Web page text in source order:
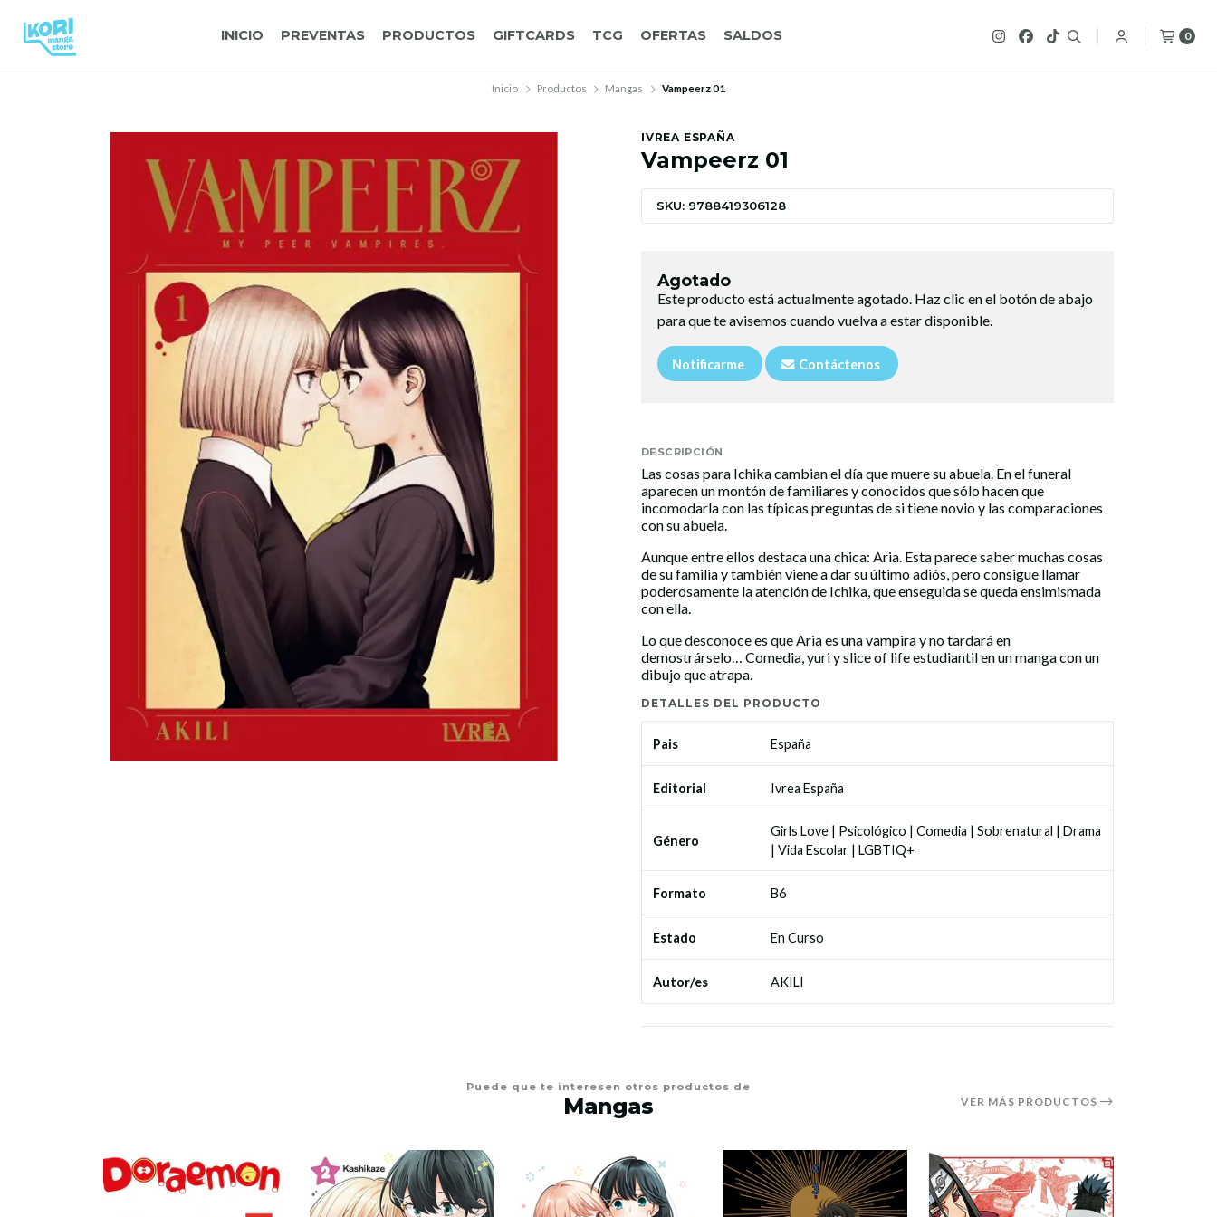
INICIO PREVENTAS PRODUCTOS GIFTCARDS TCG OFERTAS SALDOS 0
Inicio Productos Mangas Vampeerz 01
IVREA ESPAÑA
Vampeerz 01
SKU: 9788419306128
Agotado
Este producto está actualmente agotado. Haz clic en el botón de abajo
para que te avisemos cuando vuelva a estar disponible.
Notificarme Contáctenos
DESCRIPCIÓN
Las cosas para Ichika cambian el día que muere su abuela. En el funeral
aparecen un montón de familiares y conocidos que sólo hacen que
incomodarla con las típicas preguntas de si tiene novio y las comparaciones
con su abuela.
Aunque entre ellos destaca una chica: Aria. Esta parece saber muchas cosas
de su familia y también viene a dar su último adiós, pero consigue llamar
poderosamente la atención de Ichika, que enseguida se queda ensimismada
con ella.
Lo que desconoce es que Aria es una vampira y no tardará en
demostrárselo… Comedia, yuri y slice of life estudiantil en un manga con un
dibujo que atrapa.
DETALLES DEL PRODUCTO
Pais España
Editorial Ivrea España
Género
Girls Love | Psicológico | Comedia | Sobrenatural | Drama
| Vida Escolar | LGBTIQ+
Formato B6
Estado En Curso
Autor/es AKILI
Puede que te interesen otros productos de
Mangas VER MÁS PRODUCTOS